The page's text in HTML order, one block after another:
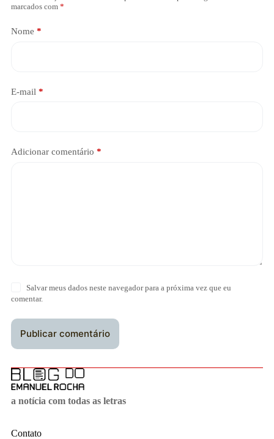
marcados com *
Nome *
E-mail *
Adicionar comentário *
Salvar meus dados neste navegador para a próxima vez que eu
comentar.
Publicar comentário
a notícia com todas as letras
Contato